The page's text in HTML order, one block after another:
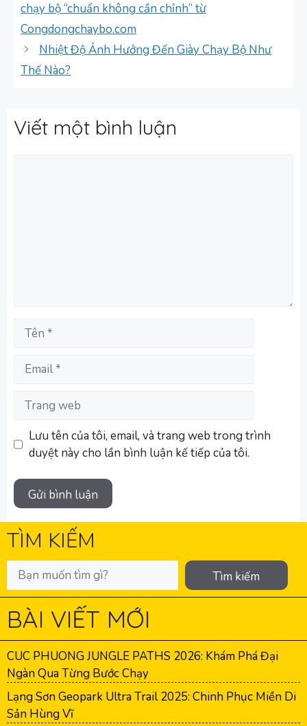
chạy bộ “chuẩn không cần chỉnh” từ
Congdongchaybo.com
Nhiệt Độ Ảnh Hưởng Đến Giày Chạy Bộ Như
Thế Nào?
Viết một bình luận
Tên
Email
Trang
Lưu tên của tôi, email, và trang web trong trình
duyệt này cho lần bình luận kế tiếp của tôi.
TÌM KIẾM
Tìm kiếm
BÀI VIẾT MỚI
CUC PHUONG JUNGLE PATHS 2026: Khám Phá Đại
Ngàn Qua Từng Bước Chạy
Lạng Sơn Geopark Ultra Trail 2025: Chinh Phục Miền Di
Sản Hùng Vĩ